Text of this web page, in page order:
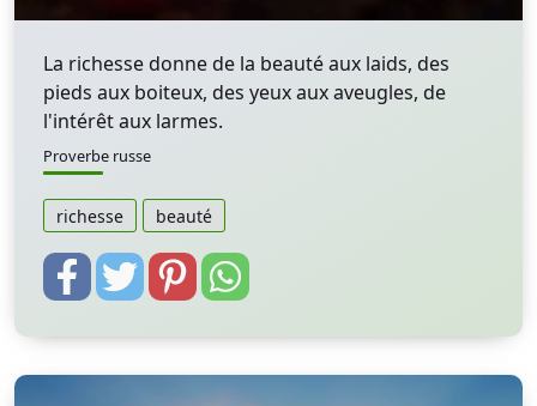
La richesse donne de la beauté aux laids, des
pieds aux boiteux, des yeux aux aveugles, de
l'intérêt aux larmes.
Proverbe russe
richesse beauté